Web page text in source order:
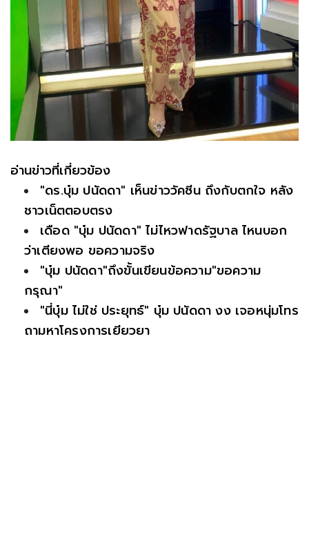
อ่านข่าวที่เกี่ยวข้อง
"ดร.บุ๋ม ปนัดดา" เห็นข่าววัคซีน ถึงกับตกใจ หลัง
ชาวเน็ตตอบตรง
เดือด "บุ๋ม ปนัดดา" ไม่ไหวฟาดรัฐบาล ไหนบอก
ว่าเตียงพอ ขอความจริง
"บุ๋ม ปนัดดา"ถึงขั้นเขียนข้อความ"ขอความ
กรุณา"
"นี่บุ๋ม ไม่ใช่ ประยุทธ์" บุ๋ม ปนัดดา งง เจอหนุ่มโทร
ถามหาโครงการเยียวยา